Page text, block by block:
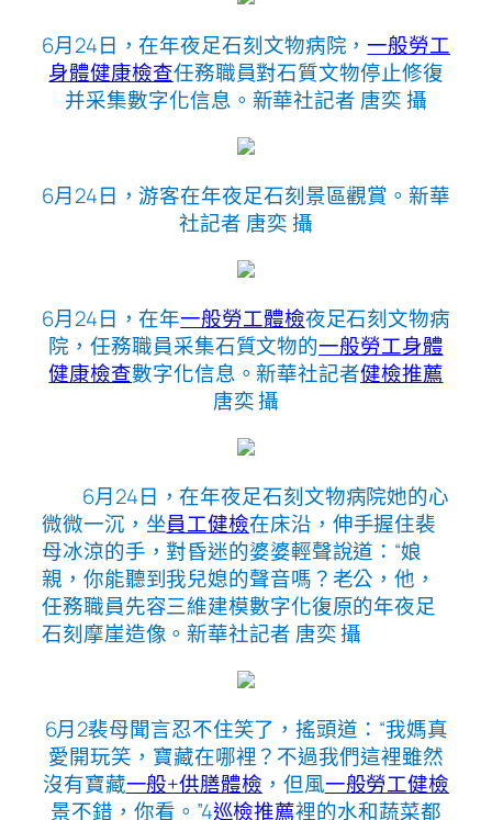
6月24日，在年夜足石刻文物病院，一般勞工
身體健康檢查任務職員對石質文物停止修復
并采集數字化信息。新華社記者 唐奕 攝
6月24日，游客在年夜足石刻景區觀賞。新華
社記者 唐奕 攝
6月24日，在年一般勞工體檢夜足石刻文物病
院，任務職員采集石質文物的一般勞工身體
健康檢查數字化信息。新華社記者健檢推薦
唐奕 攝
6月24日，在年夜足石刻文物病院她的心
微微一沉，坐員工健檢在床沿，伸手握住裴
母冰涼的手，對昏迷的婆婆輕聲說道：“娘
親，你能聽到我兒媳的聲音嗎？老公，他，
任務職員先容三維建模數字化復原的年夜足
石刻摩崖造像。新華社記者 唐奕 攝
6月2裴母聞言忍不住笑了，搖頭道：“我媽真
愛開玩笑，寶藏在哪裡？不過我們這裡雖然
沒有寶藏一般+供膳體檢 ，但風一般勞工健檢
景不錯，你看。”4巡檢推薦裡的水和蔬菜都